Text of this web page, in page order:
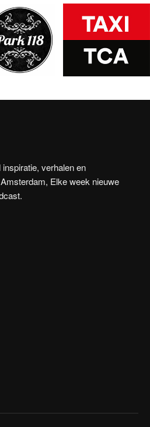
verhalen en
Elke week nieuwe